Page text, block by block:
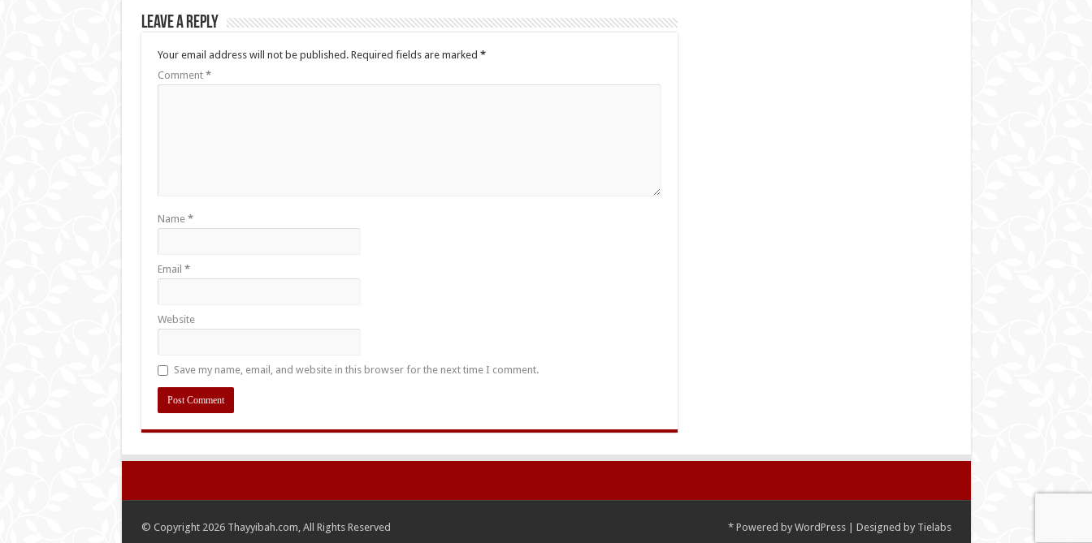
Leave a Reply
Your email address will not be published. Required fields are marked *
Comment *
Name *
Email *
Website
Save my name, email, and website in this browser for the next time I comment.
*Powered by WordPress| Designed by Tielabs
© Copyright 2026 Thayyibah.com, All Rights Reserved